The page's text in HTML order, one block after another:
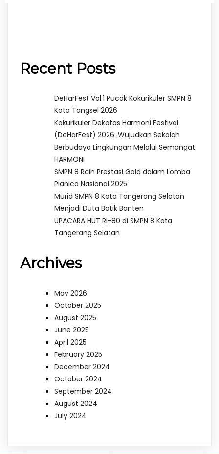
Recent Posts
DeHarFest Vol.1 Pucak Kokurikuler SMPN 8
Kota Tangsel 2026
Kokurikuler Dekotas Harmoni Festival
(DeHarFest) 2026: Wujudkan Sekolah
Berbudaya Lingkungan Melalui Semangat
HARMONI
SMPN 8 Raih Prestasi Gold dalam Lomba
Pianica Nasional 2025
Murid SMPN 8 Kota Tangerang Selatan
Menjadi Duta Batik Banten
UPACARA HUT RI-80 di SMPN 8 Kota
Tangerang Selatan
Archives
May 2026
October 2025
August 2025
June 2025
April 2025
February 2025
December 2024
October 2024
September 2024
August 2024
July 2024